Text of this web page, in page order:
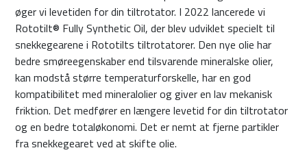
øger vi levetiden for din tiltrotator. I 2022 lancerede vi
Rototilt® Fully Synthetic Oil, der blev udviklet specielt til
snekkegearene i Rototilts tiltrotatorer. Den nye olie har
bedre smøreegenskaber end tilsvarende mineralske olier,
kan modstå større temperaturforskelle, har en god
kompatibilitet med mineralolier og giver en lav mekanisk
friktion. Det medfører en længere levetid for din tiltrotator
og en bedre totaløkonomi. Det er nemt at fjerne partikler
fra snekkegearet ved at skifte olie.